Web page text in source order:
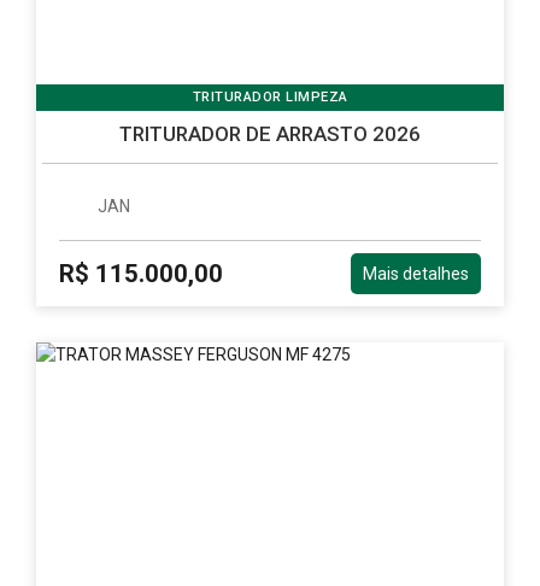
TRITURADOR LIMPEZA
TRITURADOR DE ARRASTO 2026
JAN
R$ 115.000,00 Mais detalhes